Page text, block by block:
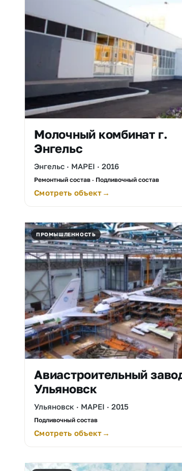
Молочный комбинат г.
Энгельс
Энгельс · MAPEI · 2016
Ремонтный состав · Подливочный состав
Смотреть объект
ПРОМЫШЛЕННОСТЬ
Авиастроительный
Ульяновск
Ульяновск · MAPEI · 2015
Подливочный состав
Смотреть объект